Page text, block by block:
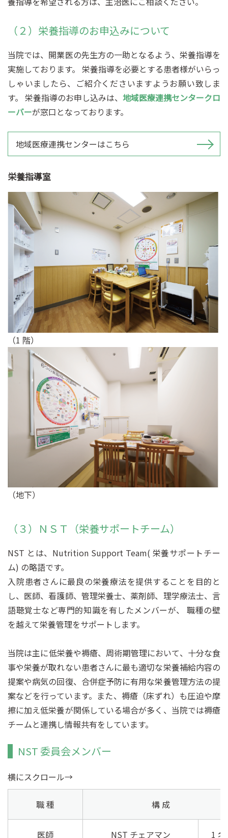
（２）栄養指導のお申込みについて
当院では、開業医の先生方の一助となるよう、栄養指導を
実施しております。 栄養指導を必要とする患者様がいらっ
しゃいましたら、ご紹介くださいますようお願い致しま
す。 栄養指導のお申し込みは、 地域医療連携センタークロ
ーバーが窓口となっております。
地域医療連携センターはこちら
栄養指導室
（1 階）
（地下）
（３）ＮＳＴ（栄養サポートチーム）
NST とは、Nutrition Support Team( 栄養サポートチー
ム) の略語です。
入院患者さんに最良の栄養療法を提供することを目的と
し、医師、看護師、管理栄養士、薬剤師、理学療法士、言
語聴覚士など専門的知識を有したメンバーが、 職種の壁
を越えて栄養管理をサポートします。
当院は主に低栄養や褥瘡、周術期管理において、十分な食
事や栄養が取れない患者さんに最も適切な栄養補給内容の
提案や病気の回復、合併症予防に有用な栄養管理方法の提
案などを行っています。また、褥瘡（床ずれ）も圧迫や摩
擦に加え低栄養が関係している場合が多く、当院では褥瘡
チームと連携し情報共有をしています。
NST 委員会メンバー
横にスクロール→
職 種 構 成
医師 NST チェアマン 1 名